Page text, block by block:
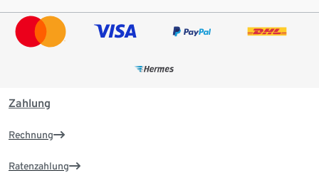
Zahlung
Rechnung
Ratenzahlung